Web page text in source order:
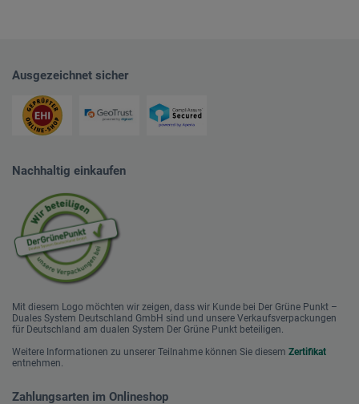
Ausgezeichnet sicher
Nachhaltig einkaufen
Mit diesem Logo möchten wir zeigen, dass wir Kunde bei Der Grüne Punkt –
Duales System Deutschland GmbH sind und unsere Verkaufsverpackungen
für Deutschland am dualen System Der Grüne Punkt beteiligen.
Weitere Informationen zu unserer Teilnahme können Sie diesem Zertifikat
entnehmen.
Zahlungsarten im Onlineshop